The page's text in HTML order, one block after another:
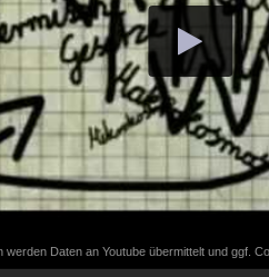
werden Daten an Youtube übermittelt und ggf.